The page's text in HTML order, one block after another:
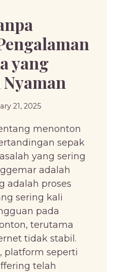
yang
21, 2025
menonton
sepak
yang sering
adalah
adalah proses
sering kali
pada
terutama
tidak stabil.
platform seperti
telah